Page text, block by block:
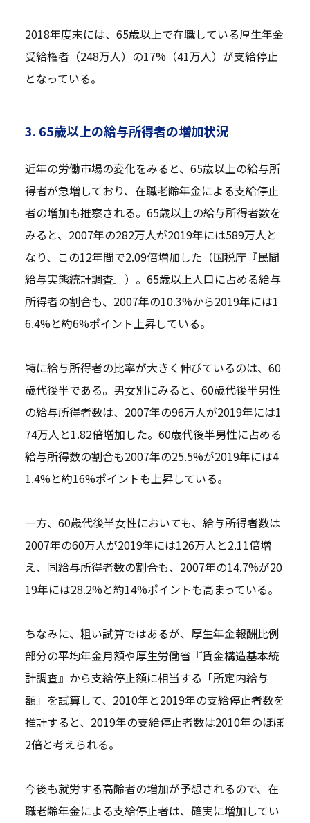
2018年度末には、65歳以上で在職している厚生年金
受給権者（248万人）の17%（41万人）が支給停止
となっている。
3. 65歳以上の給与所得者の増加状況
近年の労働市場の変化をみると、65歳以上の給与所
得者が急増しており、在職老齢年金による支給停止
者の増加も推察される。65歳以上の給与所得者数を
みると、2007年の282万人が2019年には589万人と
なり、この12年間で2.09倍増加した（国税庁『民間
給与実態統計調査』）。65歳以上人口に占める給与
所得者の割合も、2007年の10.3%から2019年には1
6.4%と約6%ポイント上昇している。
特に給与所得者の比率が大きく伸びているのは、60
歳代後半である。男女別にみると、60歳代後半男性
の給与所得者数は、2007年の96万人が2019年には1
74万人と1.82倍増加した。60歳代後半男性に占める
給与所得数の割合も2007年の25.5%が2019年には4
1.4%と約16%ポイントも上昇している。
一方、60歳代後半女性においても、給与所得者数は
2007年の60万人が2019年には126万人と2.11倍増
え、同給与所得者数の割合も、2007年の14.7%が20
19年には28.2%と約14%ポイントも高まっている。
ちなみに、粗い試算ではあるが、厚生年金報酬比例
部分の平均年金月額や厚生労働省『賃金構造基本統
計調査』から支給停止額に相当する「所定内給与
額」を試算して、2010年と2019年の支給停止者数を
推計すると、2019年の支給停止者数は2010年のほぼ
2倍と考えられる。
今後も就労する高齢者の増加が予想されるので、在
職老齢年金による支給停止者は、確実に増加してい